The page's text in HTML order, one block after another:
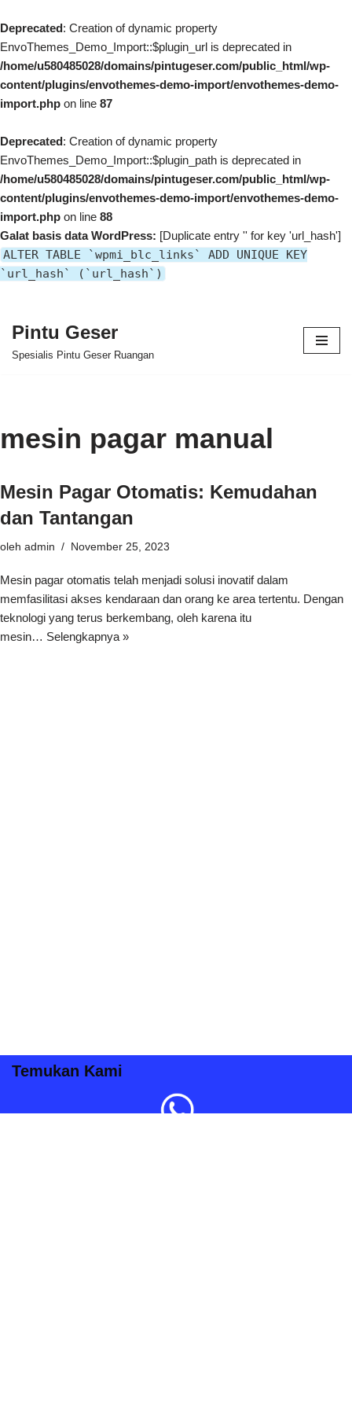
Deprecated: Creation of dynamic property
EnvoThemes_Demo_Import::$plugin_url is deprecated in
/home/u580485028/domains/pintugeser.com/public_html/wp-
content/plugins/envothemes-demo-import/envothemes-demo-
import.php on line 87
Deprecated: Creation of dynamic property
EnvoThemes_Demo_Import::$plugin_path is deprecated in
/home/u580485028/domains/pintugeser.com/public_html/wp-
content/plugins/envothemes-demo-import/envothemes-demo-
import.php on line 88
Galat basis data WordPress: [Duplicate entry '' for key 'url_hash']
ALTER TABLE `wpmi_blc_links` ADD UNIQUE KEY
`url_hash` (`url_hash`)
Lompat
Pintu Geser
Spesialis Pintu Geser Ruangan
mesin pagar manual
Mesin Pagar Otomatis: Kemudahan
dan Tantangan
oleh admin November 25, 2023
Mesin pagar otomatis telah menjadi solusi inovatif dalam
memfasilitasi akses kendaraan dan orang ke area tertentu. Dengan
teknologi yang terus berkembang, oleh karena itu
mesin… Selengkapnya »
Temukan Kami